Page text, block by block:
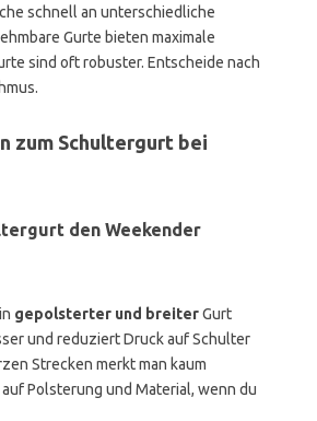
schnell an unterschiedliche
Gurte bieten maximale
sind oft robuster. Entscheide nach
zum Schultergurt bei
den Weekender
gepolsterter und breiterGurt
und reduziert Druck auf Schulter
Strecken merkt man kaum
Polsterung und Material, wenn du